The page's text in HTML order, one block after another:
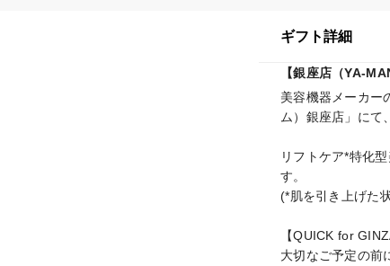
ギフト詳細
【銀座店（YA-
美容機器メーカー
ム）銀座店」にて
リフトケア*特化
す。
(*肌を引き上げた
【QUICK for
大切なご予定の前